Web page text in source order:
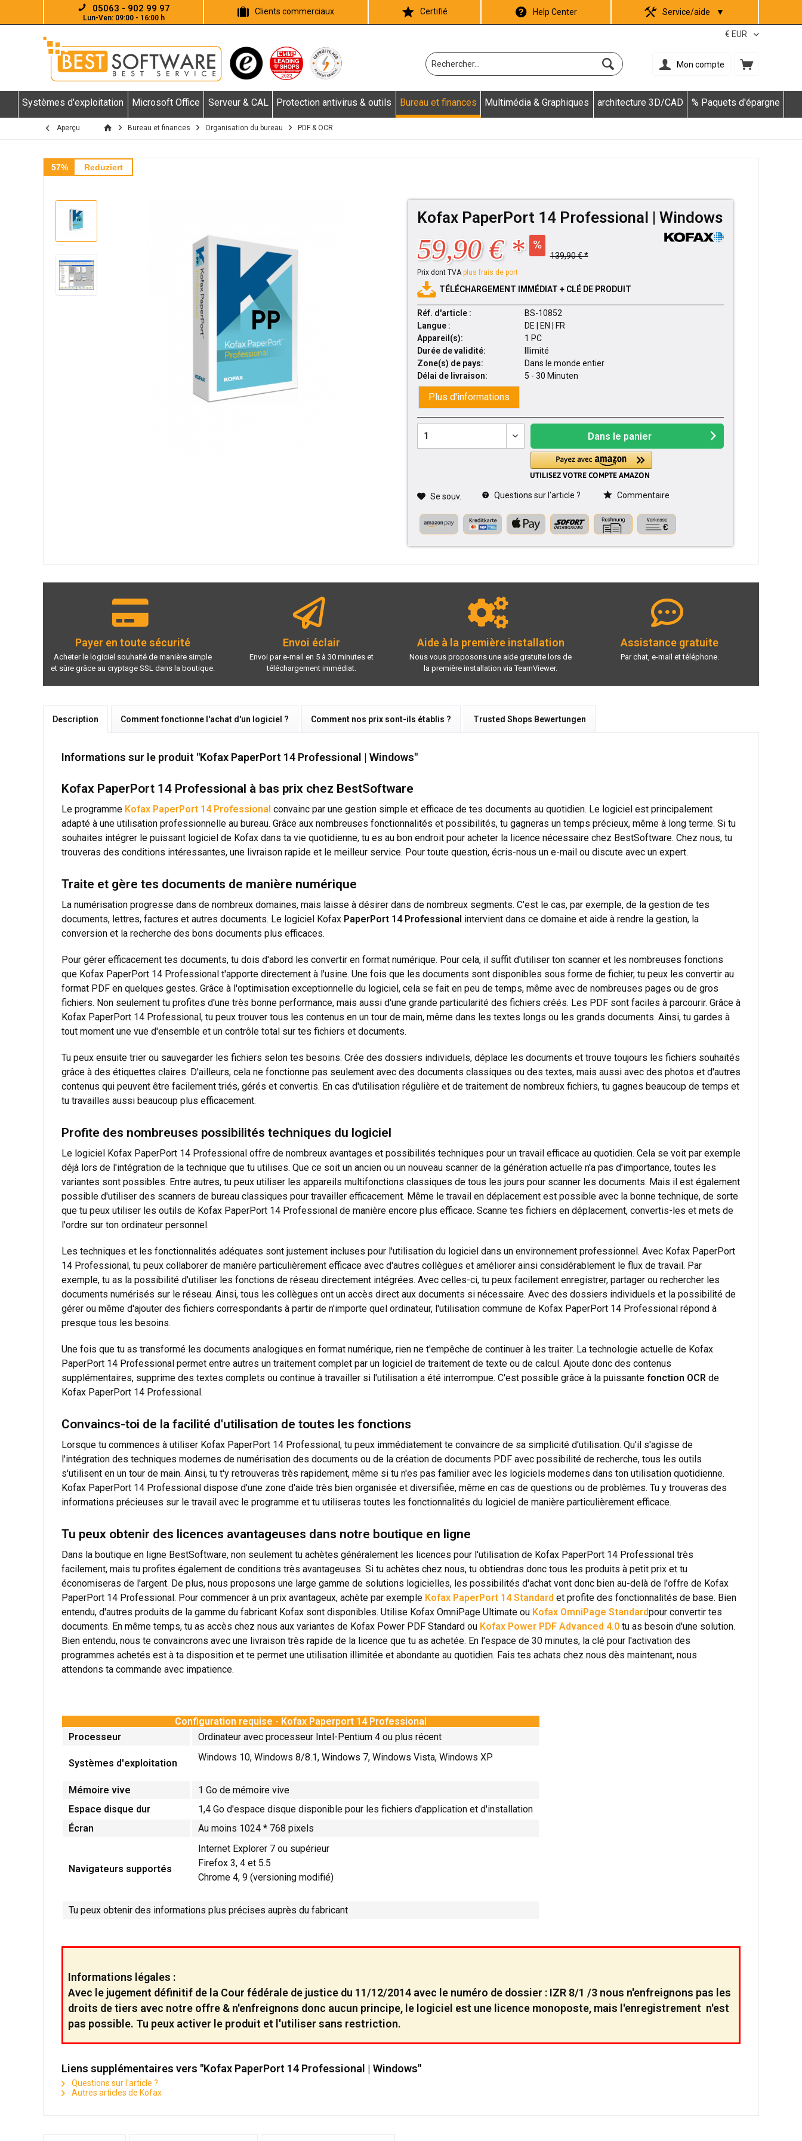
05063 - 902 99 97
Lun-Ven: 09:00 - 16:00 h
Clients commerciaux Certifié Help Center Service/aide ▼
Mon compte
Systèmes d'exploitation Microsoft Office Serveur & CAL Protection antivirus & outils Bureau et finances Multimédia & Graphiques architecture 3D/CAD % Paquets d'épargne
Aperçu Bureau et finances Organisation du bureau PDF & OCR
57% Reduziert
Kofax PaperPort 14 Professional | Windows
59,90 € * 139,90 € *
Prix dont TVAplus frais de port
TÉLÉCHARGEMENT IMMÉDIAT + CLÉ DE PRODUIT
Réf. d'article :
BS-10852
Langue :
DE | EN | FR
Appareil(s):
1 PC
Durée de validité:
Illimité
Zone(s) de pays:
Dans le monde entier
Délai de livraison:
5 - 30 Minuten
Plus d'informations
Dans le panier
Se souv. Questions sur l'article ? Commentaire
Payer en toute sécurité
Acheter le logiciel souhaité de manière simple
et sûre grâce au cryptage SSL dans la boutique.
Envoi éclair
Envoi par e-mail en 5 à 30 minutes et
téléchargement immédiat.
Aide à la première installation
Nous vous proposons une aide gratuite lors de
la première installation via TeamViewer.
Assistance gratuite
Par chat, e-mail et téléphone.
Description Comment fonctionne l'achat d'un logiciel ? Comment nos prix sont-ils établis ? Trusted Shops Bewertungen
Informations sur le produit "Kofax PaperPort 14 Professional | Windows"
Kofax PaperPort 14 Professional à bas prix chez BestSoftware
Le programme Kofax PaperPort 14 Professional convainc par une gestion simple et efficace de tes documents au quotidien. Le logiciel est principalement
adapté à une utilisation professionnelle au bureau. Grâce aux nombreuses fonctionnalités et possibilités, tu gagneras un temps précieux, même à long terme. Si tu
souhaites intégrer le puissant logiciel de Kofax dans ta vie quotidienne, tu es au bon endroit pour acheter la licence nécessaire chez BestSoftware. Chez nous, tu
trouveras des conditions intéressantes, une livraison rapide et le meilleur service. Pour toute question, écris-nous un e-mail ou discute avec un expert.
Traite et gère tes documents de manière numérique
La numérisation progresse dans de nombreux domaines, mais laisse à désirer dans de nombreux segments. C'est le cas, par exemple, de la gestion de tes
documents, lettres, factures et autres documents. Le logiciel Kofax PaperPort 14 Professional intervient dans ce domaine et aide à rendre la gestion, la
conversion et la recherche des bons documents plus efficaces.
Pour gérer efficacement tes documents, tu dois d'abord les convertir en format numérique. Pour cela, il suffit d'utiliser ton scanner et les nombreuses fonctions
que Kofax PaperPort 14 Professional t'apporte directement à l'usine. Une fois que les documents sont disponibles sous forme de fichier, tu peux les convertir au
format PDF en quelques gestes. Grâce à l'optimisation exceptionnelle du logiciel, cela se fait en peu de temps, même avec de nombreuses pages ou de gros
fichiers. Non seulement tu profites d'une très bonne performance, mais aussi d'une grande particularité des fichiers créés. Les PDF sont faciles à parcourir. Grâce à
Kofax PaperPort 14 Professional, tu peux trouver tous les contenus en un tour de main, même dans les textes longs ou les grands documents. Ainsi, tu gardes à
tout moment une vue d'ensemble et un contrôle total sur tes fichiers et documents.
Tu peux ensuite trier ou sauvegarder les fichiers selon tes besoins. Crée des dossiers individuels, déplace les documents et trouve toujours les fichiers souhaités
grâce à des étiquettes claires. D'ailleurs, cela ne fonctionne pas seulement avec des documents classiques ou des textes, mais aussi avec des photos et d'autres
contenus qui peuvent être facilement triés, gérés et convertis. En cas d'utilisation régulière et de traitement de nombreux fichiers, tu gagnes beaucoup de temps et
tu travailles aussi beaucoup plus efficacement.
Profite des nombreuses possibilités techniques du logiciel
Le logiciel Kofax PaperPort 14 Professional offre de nombreux avantages et possibilités techniques pour un travail efficace au quotidien. Cela se voit par exemple
déjà lors de l'intégration de la technique que tu utilises. Que ce soit un ancien ou un nouveau scanner de la génération actuelle n'a pas d'importance, toutes les
variantes sont possibles. Entre autres, tu peux utiliser les appareils multifonctions classiques de tous les jours pour scanner les documents. Mais il est également
possible d'utiliser des scanners de bureau classiques pour travailler efficacement. Même le travail en déplacement est possible avec la bonne technique, de sorte
que tu peux utiliser les outils de Kofax PaperPort 14 Professional de manière encore plus efficace. Scanne tes fichiers en déplacement, convertis-les et mets de
l'ordre sur ton ordinateur personnel.
Les techniques et les fonctionnalités adéquates sont justement incluses pour l'utilisation du logiciel dans un environnement professionnel. Avec Kofax PaperPort
14 Professional, tu peux collaborer de manière particulièrement efficace avec d'autres collègues et améliorer ainsi considérablement le flux de travail. Par
exemple, tu as la possibilité d'utiliser les fonctions de réseau directement intégrées. Avec celles-ci, tu peux facilement enregistrer, partager ou rechercher les
documents numérisés sur le réseau. Ainsi, tous les collègues ont un accès direct aux documents si nécessaire. Avec des dossiers individuels et la possibilité de
gérer ou même d'ajouter des fichiers correspondants à partir de n'importe quel ordinateur, l'utilisation commune de Kofax PaperPort 14 Professional répond à
presque tous les besoins.
Une fois que tu as transformé les documents analogiques en format numérique, rien ne t'empêche de continuer à les traiter. La technologie actuelle de Kofax
PaperPort 14 Professional permet entre autres un traitement complet par un logiciel de traitement de texte ou de calcul. Ajoute donc des contenus
supplémentaires, supprime des textes complets ou continue à travailler si l'utilisation a été interrompue. C'est possible grâce à la puissante fonction OCR de
Kofax PaperPort 14 Professional.
Convaincs-toi de la facilité d'utilisation de toutes les fonctions
Lorsque tu commences à utiliser Kofax PaperPort 14 Professional, tu peux immédiatement te convaincre de sa simplicité d'utilisation. Qu'il s'agisse de
l'intégration des techniques modernes de numérisation des documents ou de la création de documents PDF avec possibilité de recherche, tous les outils
s'utilisent en un tour de main. Ainsi, tu t'y retrouveras très rapidement, même si tu n'es pas familier avec les logiciels modernes dans ton utilisation quotidienne.
Kofax PaperPort 14 Professional dispose d'une zone d'aide très bien organisée et diversifiée, même en cas de questions ou de problèmes. Tu y trouveras des
informations précieuses sur le travail avec le programme et tu utiliseras toutes les fonctionnalités du logiciel de manière particulièrement efficace.
Tu peux obtenir des licences avantageuses dans notre boutique en ligne
Dans la boutique en ligne BestSoftware, non seulement tu achètes généralement les licences pour l'utilisation de Kofax PaperPort 14 Professional très
facilement, mais tu profites également de conditions très avantageuses. Si tu achètes chez nous, tu obtiendras donc tous les produits à petit prix et tu
économiseras de l'argent. De plus, nous proposons une large gamme de solutions logicielles, les possibilités d'achat vont donc bien au-delà de l'offre de Kofax
PaperPort 14 Professional. Pour commencer à un prix avantageux, achète par exemple Kofax PaperPort 14 Standard et profite des fonctionnalités de base. Bien
entendu, d'autres produits de la gamme du fabricant Kofax sont disponibles. Utilise Kofax OmniPage Ultimate ou Kofax OmniPage Standardpour convertir tes
documents. En même temps, tu as accès chez nous aux variantes de Kofax Power PDF Standard ou Kofax Power PDF Advanced 4.0 tu as besoin d'une solution.
Bien entendu, nous te convaincrons avec une livraison très rapide de la licence que tu as achetée. En l'espace de 30 minutes, la clé pour l'activation des
programmes achetés est à ta disposition et te permet une utilisation illimitée et abondante au quotidien. Fais tes achats chez nous dès maintenant, nous
attendons ta commande avec impatience.
Configuration requise - Kofax Paperport 14 Professional
Processeur
Ordinateur avec processeur Intel-Pentium 4 ou plus récent
Systèmes d'exploitation
Windows 10, Windows 8/8.1, Windows 7, Windows Vista, Windows XP
Mémoire vive
1 Go de mémoire vive
Espace disque dur
1,4 Go d'espace disque disponible pour les fichiers d'application et d'installation
Écran
Au moins 1024 * 768 pixels
Navigateurs supportés
Internet Explorer 7 ou supérieur
Firefox 3, 4 et 5.5
Chrome 4, 9 (versioning modifié)
Tu peux obtenir des informations plus précises auprès du fabricant
Informations légales :
Avec le jugement définitif de la Cour fédérale de justice du 11/12/2014 avec le numéro de dossier : IZR 8/1 /3 nous n'enfreignons pas les
droits de tiers avec notre offre & n'enfreignons donc aucun principe, le logiciel est une licence monoposte, mais l'enregistrement n'est
pas possible. Tu peux activer le produit et l'utiliser sans restriction.
Liens supplémentaires vers "Kofax PaperPort 14 Professional | Windows"
Questions sur l'article ?
Autres articles de Kofax